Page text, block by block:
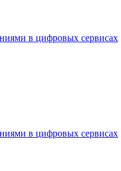
в цифровых сервисах
в цифровых сервисах